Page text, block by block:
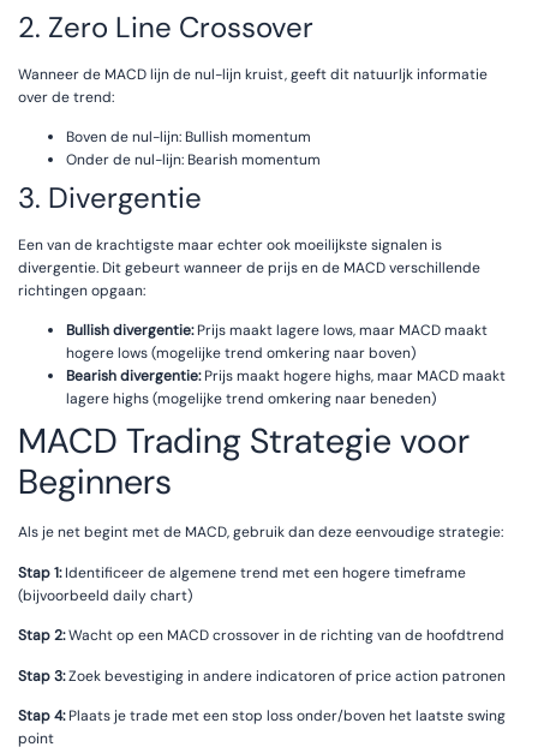
2. Zero Line Crossover
Wanneer de MACD lijn de nul-lijn kruist, geeft dit natuurljk informatie
over de trend:
Boven de nul-lijn: Bullish momentum
Onder de nul-lijn: Bearish momentum
3. Divergentie
Een van de krachtigste maar echter ook moeilijkste signalen is
divergentie. Dit gebeurt wanneer de prijs en de MACD verschillende
richtingen opgaan:
Bullish divergentie:Prijs maakt lagere lows, maar MACD maakt
hogere lows (mogelijke trend omkering naar boven)
Bearish divergentie:Prijs maakt hogere highs, maar MACD maakt
lagere highs (mogelijke trend omkering naar beneden)
MACD Trading Strategie voor
Beginners
Als je net begint met de MACD, gebruik dan deze eenvoudige strategie:
Stap 1:Identificeer de algemene trend met een hogere timeframe
(bijvoorbeeld daily chart)
Stap 2:Wacht op een MACD crossover in de richting van de hoofdtrend
Stap 3:Zoek bevestiging in andere indicatoren of price action patronen
Stap 4:Plaats je trade met een stop loss onder/boven het laatste swing
point